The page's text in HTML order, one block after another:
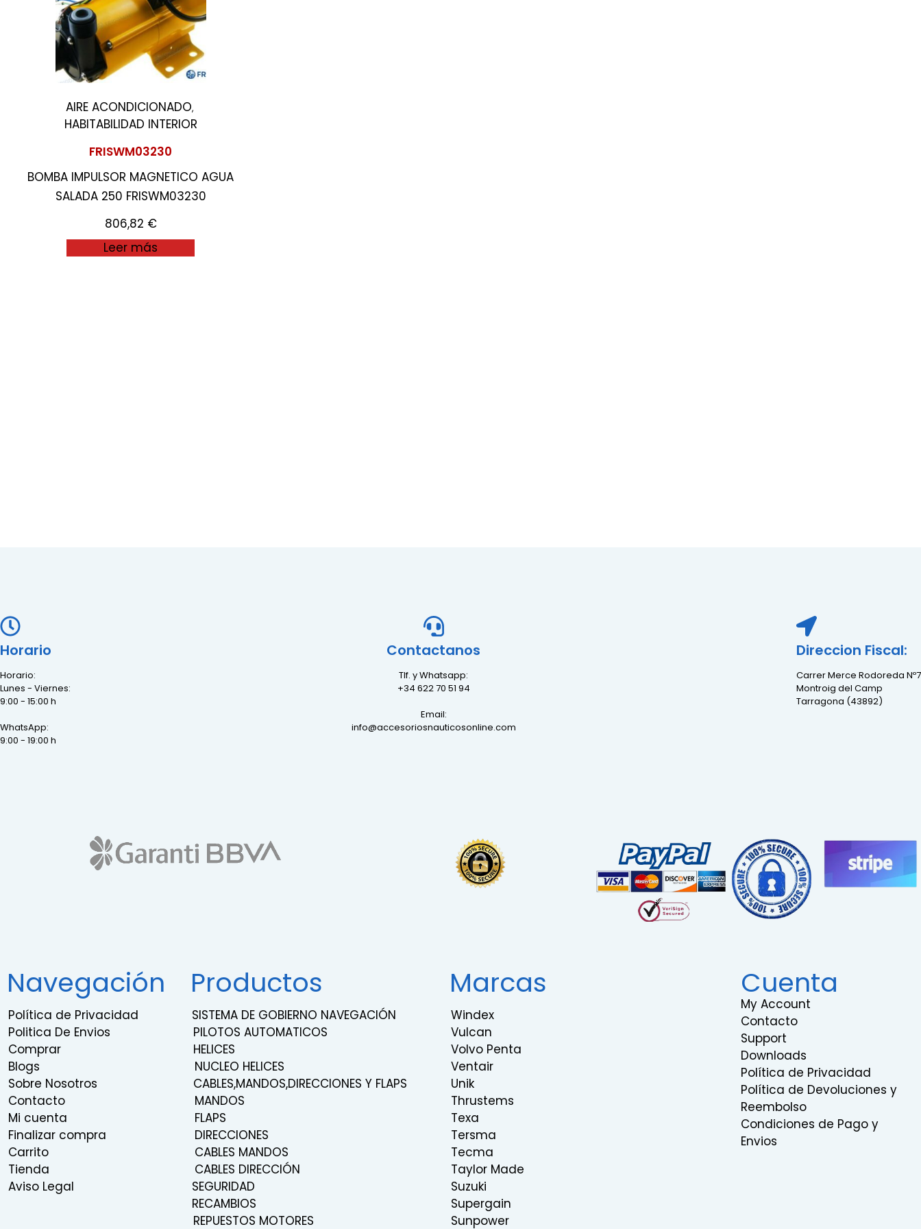
AIRE ACONDICIONADO,
HABITABILIDAD INTERIOR
FRISWM03230
BOMBA IMPULSOR MAGNETICO AGUA
SALADA 250 FRISWM03230
806,82 €
Leer más
Horario
Horario:
Lunes - Viernes:
9:00 - 15:00 h
WhatsApp:
9:00 - 19:00 h
Contactanos
Tlf. y Whatsapp:
+34 622 70 51 94
Email:
info@accesoriosnauticosonline.com
Direccion Fiscal:
Carrer Merce Rodoreda Nº7
Montroig del Camp
Tarragona (43892)
Navegación
Política de Privacidad
Politica De Envios
Comprar
Blogs
Sobre Nosotros
Contacto
Mi cuenta
Finalizar compra
Carrito
Tienda
Aviso Legal
Productos
SISTEMA DE GOBIERNO NAVEGACIÓN
PILOTOS AUTOMATICOS
HELICES
NUCLEO HELICES
CABLES,MANDOS,DIRECCIONES Y FLAPS
MANDOS
FLAPS
DIRECCIONES
CABLES MANDOS
CABLES DIRECCIÓN
SEGURIDAD
RECAMBIOS
REPUESTOS MOTORES
Marcas
Windex
Vulcan
Volvo Penta
Ventair
Unik
Thrustems
Texa
Tersma
Tecma
Taylor Made
Suzuki
Supergain
Sunpower
Cuenta
My Account
Contacto
Support
Downloads
Política de Privacidad
Política de Devoluciones y
Reembolso
Condiciones de Pago y
Envios